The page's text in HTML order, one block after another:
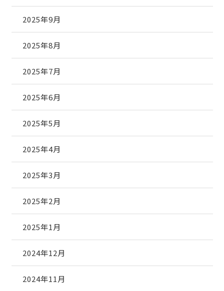
2025年9月
2025年8月
2025年7月
2025年6月
2025年5月
2025年4月
2025年3月
2025年2月
2025年1月
2024年12月
2024年11月